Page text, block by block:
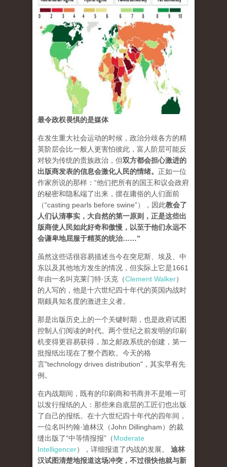
最令政权畏惧的是媒体
在发生重大社会运动的时候，政治分歧各方的精
英阶层会比一般人更害怕彼此，富人阶层可能反
对较为传统的贵族政治，但双方都会担心激进的
出版商发表的信息会激化人民的情绪。 正如一位
作家所说的那样：“他们把所有的国王和议会政府
的秘密和隐私端了出来，摆在庸俗的人们面前
（“casting pearls before swine”），因此教会了
人们认清事实，大自然的第一原则，正是这些出
版商使人民如此好奇和傲慢，以至于他们永远不
会谦卑地屈服于精英的统治……”
虽然这些话很容易描述当今在突尼斯、埃及、中
东以及其他地方发生的情况，但实际上它是1661
年由一名叫克莱门特·沃克（Clement Walker）
的人写的，他是十六世纪四十年代的英国内战时
期颇具知名度的激进主义者。
那是出版历史上的一个关键时期，也是政府试图
控制人们阅读的时代。两个世纪之前发明的印刷
机变得更容易获得，加之邮政系统的创建，第一
批报纸出现在了整个西欧。今天的格
言"technology drives dis­tribution"，其实早有先
例。
在内战期间，既有的印刷商和书商并不是唯一可
以发行报纸的人：那些来自底层的工匠们也出版
了自己的报纸。在十六世纪四十年代的四年间，
一位名叫约翰·迪林汉（John Dillingham）的裁
缝出版了“中等情报报”（Moderate
Intelligencer），详细报道了内战的发展。 迪林
汉试图清楚地报道这场冲突，不过很快他就与新